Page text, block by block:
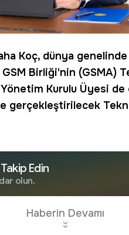
Koç, dünya
Birliği'nin (GSMA)
Kurulu Üyesi de
gerçekleştirilecek
Edin
olun.
Haberin Devamı